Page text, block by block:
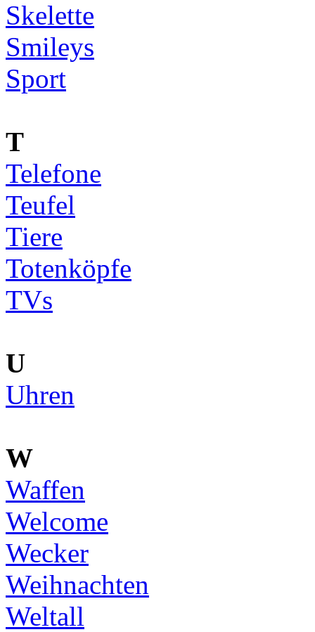
Skelette
Smileys
Sport
T
Telefone
Teufel
Tiere
Totenköpfe
TVs
U
Uhren
W
Waffen
Welcome
Wecker
Weihnachten
Weltall